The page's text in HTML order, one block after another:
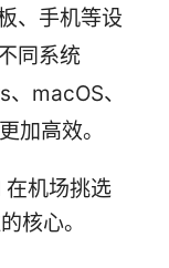
、手机等设
同系统
macOS、
加高效。
在机场挑选
核心。